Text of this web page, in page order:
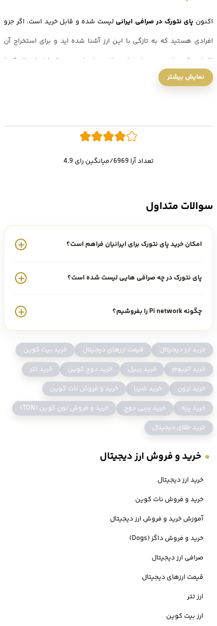
اکنون پای نتورک در صرافی ایرانی لیست شده و قابل خرید است. اگر جزو
افرادی هستید که به تازگی با این ارز آشنا شده اید و برای استخراج آن
اقدام نکرده اید، می توانید از صرافی های ارز دیجیتال ارز پای نتورک
را
خریداری کنید.
لیست شده؟
در صرافی های خارجی بسیاری لیست شده و قابل
نتورک به لیست ارزهای خود این مشکل را برای شما حل کرده است.
نتورک می باشد زیرا این پلتفرم امنیت و سرعت معاملاتی بالایی را به کاربران
خود ارائه میدهد.
خرید پای نتورک از صرافی ایرانی اوکی اکسچنج
علاقه مندان به سرمایه گذاری درپای نتورک (PI)
می توانند اکنون از طریق
صرافی ارز دیجیتال اوکی اکسچنج برایخرید پای نتورکاقدام کنند.
خرید پای نتورک در صرافی ارز دیجیتال اوکی اکسچنج بسیار ساده و راحت
است.
شما می توانید تنها در چند مرحله سفارش
مراحلخرید پای نتورک
در 5 مرحله می توانید در کمترین زمان ممکن سرمایه گذاری خود را آغاز کرده
نمایش بیشتر
تعداد آرا 6969/میانگین رای 4.9
سوالات متداول
امکان خرید پای نتورک برای ایرانیان فراهم است؟
پای نتورک در چه صرافی هایی لیست شده است؟
چگونه Pi network را بفروشیم؟
خرید ارز دیجیتال قیمت ارزهای دیجیتال
خرید بیت کوین
خرید اتریوم
خرید ریپل خرید دوج کوین
خرید تتر
خرید ترون
خرید شیبا
خرید و فروش نات کوین
خرید پپه
خرید بیبی دوج
خرید و فروش تون کوین (TON)
خرید طلای دیجیتال
خرید و فروش ارز دیجیتال
خرید ارز دیجیتال
خرید و فروش نات کوین
آموزش خرید و فروش ارز دیجیتال
خرید و فروش داگز (Dogs)
صرافی ارز دیجیتال
قیمت ارزهای دیجیتال
ارز تتر
ارز بیت کوین